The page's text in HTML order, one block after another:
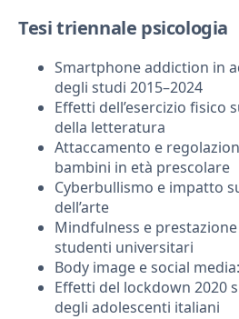
Tesi triennale psicologia
Smartphone addiction in
degli studi 2015–2024
Effetti dell’esercizio fisico
della letteratura
Attaccamento e
bambini in età prescolare
Cyberbullismo e impatto
dell’arte
Mindfulness e
studenti universitari
Body image e social
Effetti del lockdown 2020
degli adolescenti italiani